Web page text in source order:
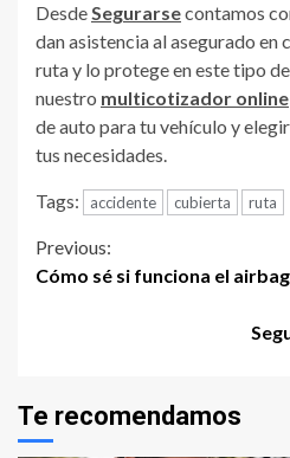
DesdeSegurarsecontamos
dan asistencia al asegurado en
ruta y lo protege en este tipo
nuestro multicotizador online
de auto para tu vehículo y
tus necesidades.
Tags: accidente cubierta ruta
Continue
Previous:
Cómo sé si funciona el
Te recomendamos